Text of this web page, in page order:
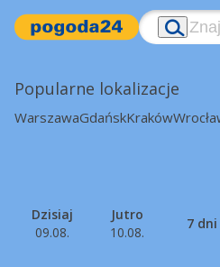
Popularne lokalizacje
WarszawaGdańskKraków
Dzisiaj
09.08.
Jutro
10.08.
7 dni